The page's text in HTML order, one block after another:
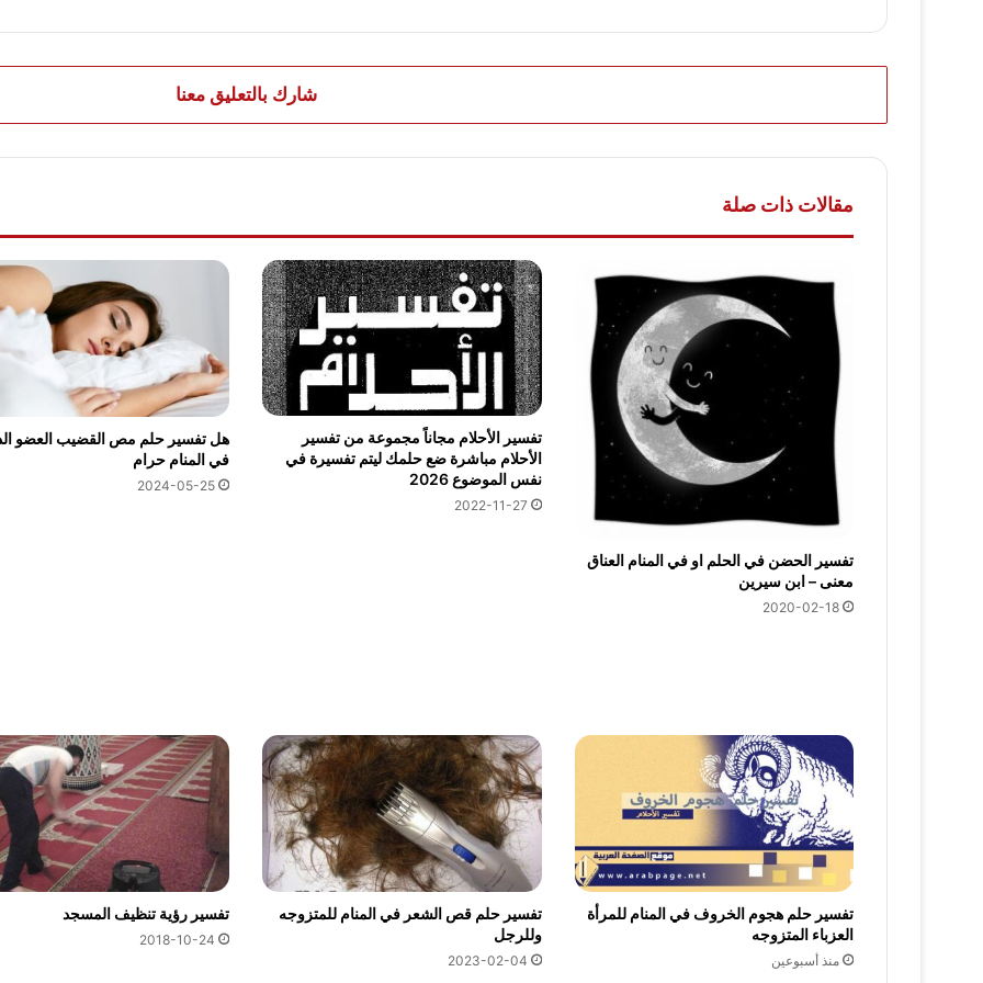
شارك بالتعليق معنا
مقالات ذات صلة
تفسير الحضن في الحلم او في المنام العناق
معنى – ابن سيرين
2020-02-18
تفسير الأحلام مجاناً مجموعة من تفسير
الأحلام مباشرة ضع حلمك ليتم تفسيرة في
نفس الموضوع 2026
2022-11-27
هل تفسير حلم مص القضيب العضو
في المنام حرام
2024-05-25
تفسير حلم هجوم الخروف في المنام للمرأة
العزباء المتزوجه
منذ أسبوعين
تفسير حلم قص الشعر في المنام للمتزوجه
وللرجل
2023-02-04
تفسير رؤية تنظيف المسجد
2018-10-24